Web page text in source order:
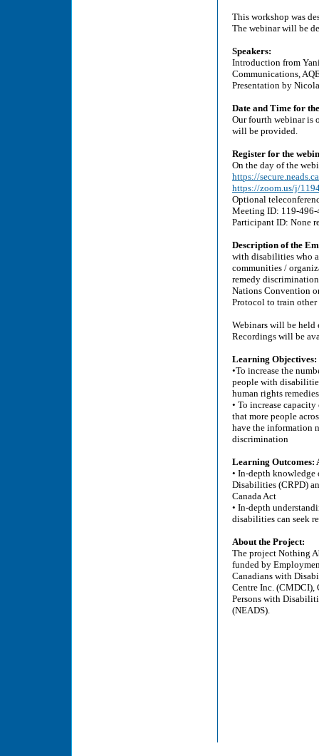
This workshop was
The webinar will be
Speakers:
Introduction from
Communications,
Presentation by
Date and Time for
Our fourth webinar is
will be provided.
Register for the
On the day of the
https://
https://zoom.us/j/
Optional
Meeting ID: 119-496-
Participant ID: None
Description of the
with disabilities who
communities /
remedy
Nations Convention
Protocol to train
Webinars will be held
Recordings will be
Learning Objectives:
•To increase the
people with
human rights
• To increase
that more people
have the information
discrimination
Learning Outcomes:
• In-depth
Disabilities (CRPD)
Canada Act
• In-depth
disabilities can seek
About the Project:
The project Nothing
funded by
Canadians with
Centre Inc. (CMDCI),
Persons with
(NEADS).